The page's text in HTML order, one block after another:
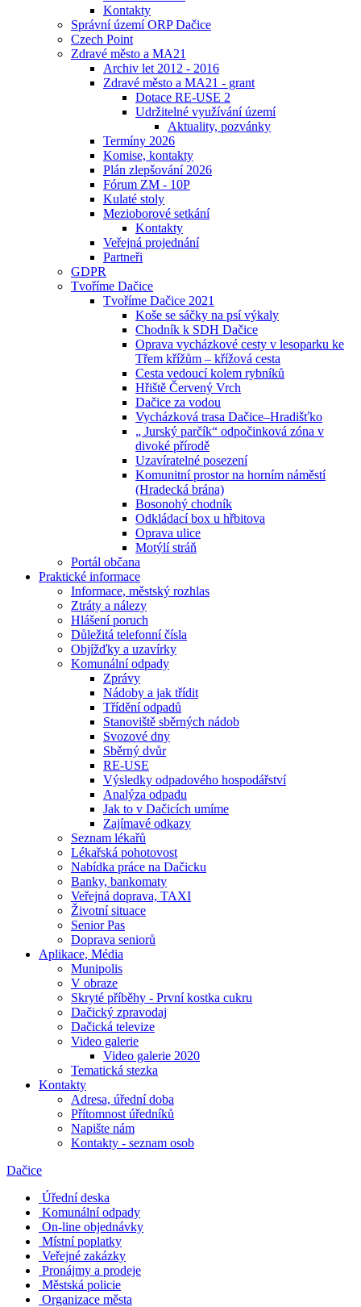
Kontakty
Správní území ORP Dačice
Czech Point
Zdravé město a MA21
Archiv let 2012 - 2016
Zdravé město a MA21 - grant
Dotace RE-USE 2
Udržitelné využívání území
Aktuality, pozvánky
Termíny 2026
Komise, kontakty
Plán zlepšování 2026
Fórum ZM - 10P
Kulaté stoly
Mezioborové setkání
Kontakty
Veřejná projednání
Partneři
GDPR
Tvoříme Dačice
Tvoříme Dačice 2021
Koše se sáčky na psí výkaly
Chodník k SDH Dačice
Oprava vycházkové cesty v lesoparku ke
Třem křížům – křížová cesta
Cesta vedoucí kolem rybníků
Hřiště Červený Vrch
Dačice za vodou
Vycházková trasa Dačice–Hradišťko
„ Jurský parčík“ odpočinková zóna v
divoké přírodě
Uzavíratelné posezení
Komunitní prostor na horním náměstí
(Hradecká brána)
Bosonohý chodník
Odkládací box u hřbitova
Oprava ulice
Motýlí stráň
Portál občana
Praktické informace
Informace, městský rozhlas
Ztráty a nálezy
Hlášení poruch
Důležitá telefonní čísla
Objížďky a uzavírky
Komunální odpady
Zprávy
Nádoby a jak třídit
Třídění odpadů
Stanoviště sběrných nádob
Svozové dny
Sběrný dvůr
RE-USE
Výsledky odpadového hospodářství
Analýza odpadu
Jak to v Dačicích umíme
Zajímavé odkazy
Seznam lékařů
Lékařská pohotovost
Nabídka práce na Dačicku
Banky, bankomaty
Veřejná doprava, TAXI
Životní situace
Senior Pas
Doprava seniorů
Aplikace, Média
Munipolis
V obraze
Skryté příběhy - První kostka cukru
Dačický zpravodaj
Dačická televize
Video galerie
Video galerie 2020
Tematická stezka
Kontakty
Adresa, úřední doba
Přítomnost úředníků
Napište nám
Kontakty - seznam osob
Dačice
Úřední deska
Komunální odpady
On-line objednávky
Místní poplatky
Veřejné zakázky
Pronájmy a prodeje
Městská policie
Organizace města